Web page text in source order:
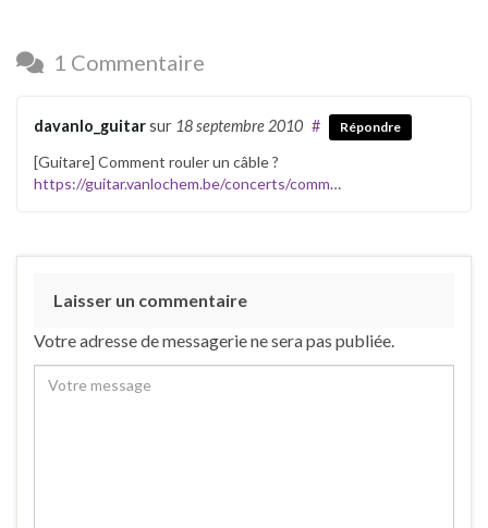
1 Commentaire
davanlo_guitarsur 18 septembre 2010 # Répondre
[Guitare] Comment rouler un câble ?
https://guitar.vanlochem.be/concerts/comm…
Laisser un commentaire
Votre adresse de messagerie ne sera pas publiée.